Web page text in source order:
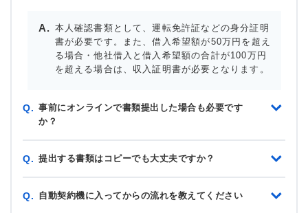
本人確認書類として、運転免許証などの身分証明
書が必要です。また、借入希望額が50万円を超え
る場合・他社借入と借入希望額の合計が100万円
を超える場合は、収入証明書が必要となります。
Q. 事前にオンラインで書類提出した場合も必要です
か？
Q. 提出する書類はコピーでも大丈夫ですか？
Q. 自動契約機に入ってからの流れを教えてください